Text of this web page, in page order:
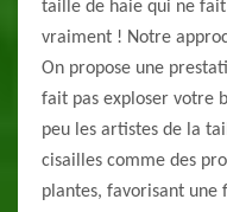
taille de haie qui ne
vraiment ! Notre
On propose une
fait pas exploser votre
peu les artistes de la
cisailles comme des
plantes, favorisant une